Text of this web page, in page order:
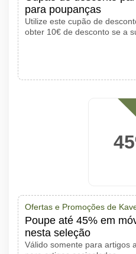
para poupanças
Utilize este cupão de
obter 10€ de desconto se a
Ofertas e Promoções de
Poupe até 45% em
nesta seleção
Válido somente para artigos